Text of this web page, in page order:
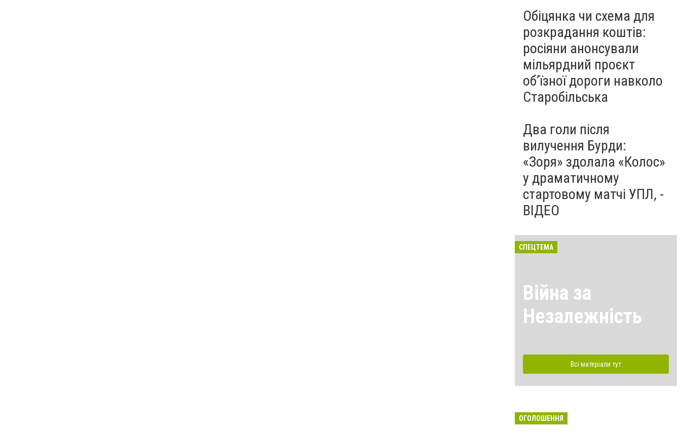
Обіцянка чи схема для
розкрадання коштів:
росіяни анонсували
мільярдний проєкт
об’їзної дороги навколо
Старобільська
Два голи після
вилучення Бурди:
«Зоря» здолала «Колос»
у драматичному
стартовому матчі УПЛ, -
ВІДЕО
СПЕЦТЕМА
Війна за
Незалежність
Всі матеріали тут
ОГОЛОШЕННЯ